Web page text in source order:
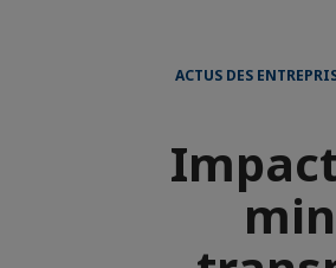
ACTUS DES